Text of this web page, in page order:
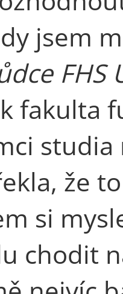
jsem
FHS
fakulta
že
si
chodit